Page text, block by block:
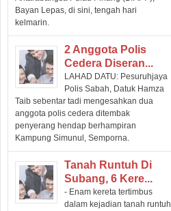
Bayan Lepas, di sini, tengah hari
kelmarin.
2 Anggota Polis
Cedera Diseran...
LAHAD DATU: Pesuruhjaya
Polis Sabah, Datuk Hamza
Taib sebentar tadi mengesahkan dua
anggota polis cedera ditembak
penyerang hendap berhampiran
Kampung Simunul, Semporna.
Tanah Runtuh Di
Subang, 6 Kere...
- Enam kereta tertimbus
dalam kejadian tanah runtuh